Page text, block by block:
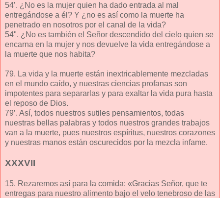
54’. ¿No es la mujer quien ha dado entrada al mal
entregándose a él? Y ¿no es así como la muerte ha
penetrado en nosotros por el canal de la vida?
54". ¿No es también el Señor descendido del cielo quien se
encarna en la mujer y nos devuelve la vida entregándose a
la muerte que nos habita?
79. La vida y la muerte están inextricablemente mezcladas
en el mundo caído, y nuestras ciencias profanas son
impotentes para separarlas y para exaltar la vida pura hasta
el reposo de Dios.
79’. Así, todos nuestros sutiles pensamientos, todas
nuestras bellas palabras y todos nuestros grandes trabajos
van a la muerte, pues nuestros espíritus, nuestros corazones
y nuestras manos están oscurecidos por la mezcla infame.
XXXVII
15. Rezaremos así para la comida: «Gracias Señor, que te
entregas para nuestro alimento bajo el velo tenebroso de las